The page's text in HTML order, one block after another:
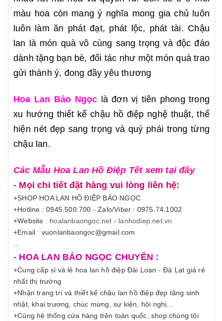
màu hoa còn mang ý nghĩa mong gia chủ luôn
luôn làm ăn phát đạt, phát lộc, phát tài. Chậu
lan là món quà vô cùng sang trọng và độc đáo
dành tặng bạn bè, đối tác như một món quà trao
gửi thành ý, đong đầy yêu thương
Hoa Lan Bảo Ngọc là đơn vị tiên phong trong
xu hướng thiết kế chậu hồ điệp nghệ thuật, thể
hiện nét đẹp sang trọng và quý phái trong từng
chậu lan.
Các Mẫu Hoa Lan Hồ Điệp Tết xem tại đây
- Mọi chi tiết đặt hàng vui lòng liên hệ:
+SHOP HOA LAN HỒ ĐIỆP BẢO NGỌC
+Hotline : 0945.500.700 - Zalo/Viber : 0975.74.1002
+Website : hoalanbaongoc.net - lanhodiep.net.vn
+Email : vuonlanbaongoc@gmail.com
- HOA LAN BẢO NGỌC CHUYÊN :
+Cung cấp sỉ và lẻ hoa lan hồ điệp Đài Loan - Đà Lạt giá rẻ
nhất thị trường
+Nhận trang trí và thiết kế chậu lan hồ điệp đẹp tặng sinh
nhật, khai trương, chúc mừng, sự kiện, hội nghị...
+Cùng hệ thống cửa hàng trên toàn quốc, shop chúng tôi